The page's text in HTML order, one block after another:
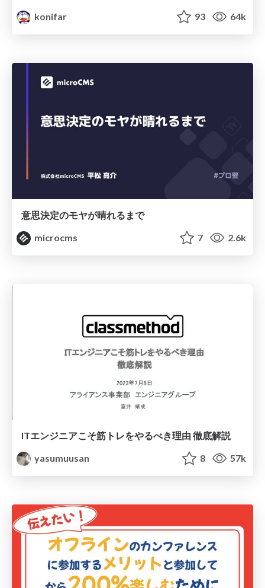
konifar 93 64k
意思決定のモヤが晴れるまで
microcms
7 2.6k
ITエンジニアこそ筋トレをやるべき理由 徹底解説
yasumuusan
8 57k